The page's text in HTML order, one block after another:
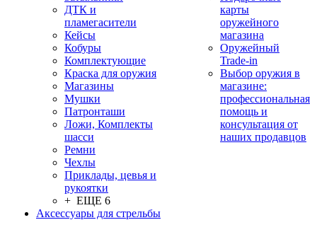
ДТК и
пламегасители
Кейсы
Кобуры
Комплектующие
Краска для оружия
Магазины
Мушки
Патронташи
Ложи, Комплекты
шасси
Ремни
Чехлы
Приклады, цевья и
рукоятки
+ ЕЩЕ 6
Аксессуары для стрельбы
карты
оружейного
магазина
Оружейный
Trade-in
Выбор оружия в
магазине:
профессиональная
помощь и
консультация от
наших продавцов